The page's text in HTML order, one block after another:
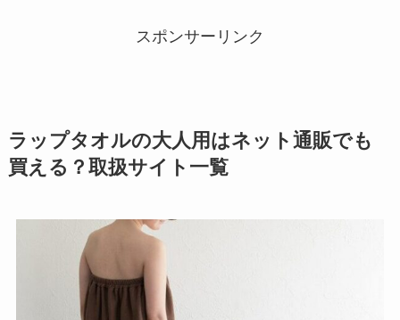
スポンサーリンク
ラップタオルの大人用はネット通販でも
買える？取扱サイト一覧